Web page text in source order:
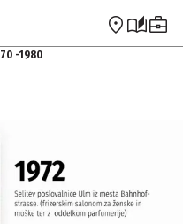
na glavno vsebino
-1980